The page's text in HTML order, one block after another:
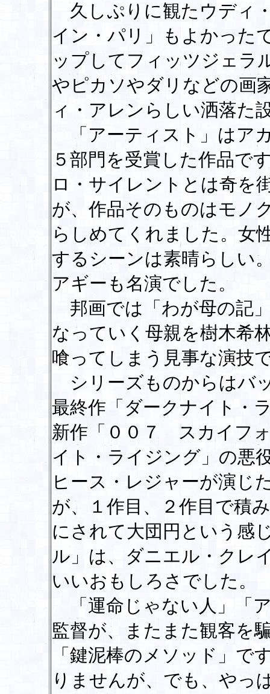
久しぷりに観たウディ
イン・パリ」もよかった
ップしてフィッツジェラ
やピカソやダリなどの画
ィ・アレンらしい洒落た
「アーティスト」はア
５部門を受賞した作品で
ロ・サイレントとは奇を
が、作品そのものはモノ
らしめてくれました。女
するシーンは素晴らしい
アギーも名演でした。
邦画では「わが母の記
なっていく母親を樹木希
喰ってしまう見事な演技
シリーズものからはバ
最終作「ダークナイト・
新作「００７ スカイフ
イト・ライジング」の悪
ヒース・レジャーが演じ
が、１作目、２作目で積
にされて大団円という感
ル」は、ダニエル・クレ
いいおもしろさでした。
「運命じゃない人」「
監督が、またまた観客を
「鍵泥棒のメソッド」で
りませんが、でも、やっ